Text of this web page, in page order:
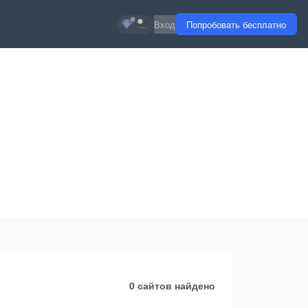
... Вход Попробовать бесплатно
0 сайтов найдено